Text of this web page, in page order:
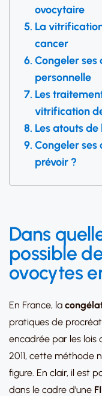
ovocytaire
La
cancer
Congeler ses
personnelle
Les
vitrification
Les atouts
Congeler
prévoir ?
Dans
possible
ovocytes
En France, la
pratiques de
encadrée par les lois
2011, cette méthode
figure. En clair, il est
dans le cadre d’une